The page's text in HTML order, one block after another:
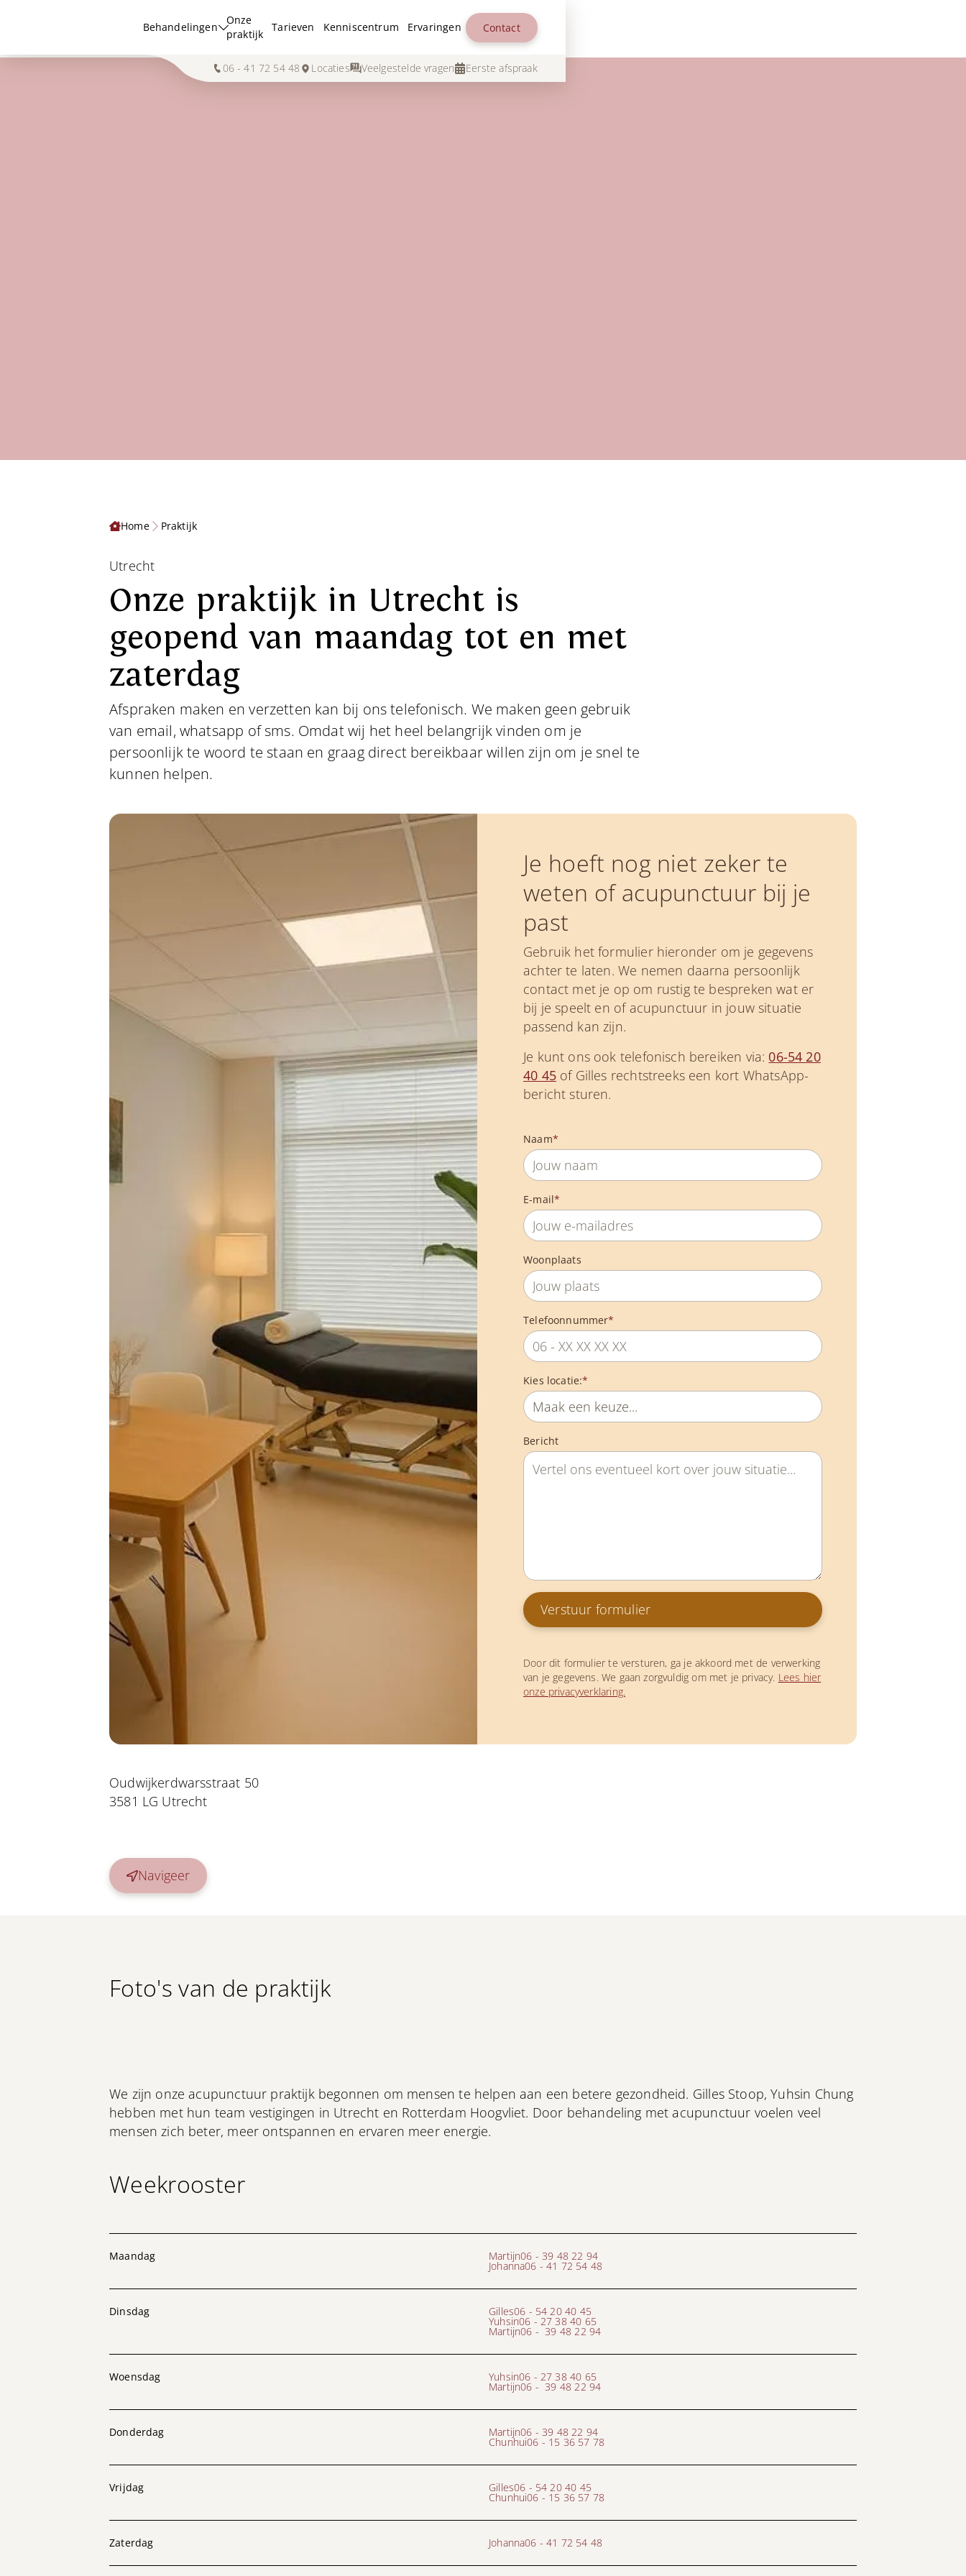
Behandelingen
Onze
praktijk
Tarieven Kenniscentrum Ervaringen Contact
06 - 41 72 54 48 Locaties Veelgestelde vragen Eerste afspraak
Home Praktijk
Utrecht
Onze praktijk in Utrecht is
geopend van maandag tot en met
zaterdag
Afspraken maken en verzetten kan bij ons telefonisch. We maken geen gebruik
van email, whatsapp of sms. Omdat wij het heel belangrijk vinden om je
persoonlijk te woord te staan en graag direct bereikbaar willen zijn om je snel te
kunnen helpen.
Je hoeft nog niet zeker te
weten of acupunctuur bij je
past
Gebruik het formulier hieronder om je gegevens
achter te laten. We nemen daarna persoonlijk
contact met je op om rustig te bespreken wat er
bij je speelt en of acupunctuur in jouw situatie
passend kan zijn.
Je kunt ons ook telefonisch bereiken via: 06-54 20
40 45of Gilles rechtstreeks een kort WhatsApp-
bericht sturen.
Naam*
E-mail*
Woonplaats
Telefoonnummer*
Kies locatie:*
Bericht
Door dit formulier te versturen, ga je akkoord met de verwerking
van je gegevens. We gaan zorgvuldig om met je privacy. Lees hier
onze privacyverklaring.
Oudwijkerdwarsstraat 50
3581 LG Utrecht
Navigeer
Foto's van de praktijk
We zijn onze acupunctuur praktijk begonnen om mensen te helpen aan een betere gezondheid. Gilles Stoop, Yuhsin Chung
hebben met hun team vestigingen in Utrecht en Rotterdam Hoogvliet. Door behandeling met acupunctuur voelen veel
mensen zich beter, meer ontspannen en ervaren meer energie.
Weekrooster
Maandag Martijn06 - 39 48 22 94
Johanna06 - 41 72 54 48
Dinsdag Gilles06 - 54 20 40 45
Yuhsin06 - 27 38 40 65
Martijn06 - 39 48 22 94
Woensdag Yuhsin06 - 27 38 40 65
Martijn06 - 39 48 22 94
Donderdag Martijn06 - 39 48 22 94
Chunhui06 - 15 36 57 78
Vrijdag Gilles06 - 54 20 40 45
Chunhui06 - 15 36 57 78
Zaterdag Johanna06 - 41 72 54 48